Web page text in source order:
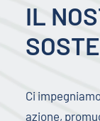
IL
Ci
azione,